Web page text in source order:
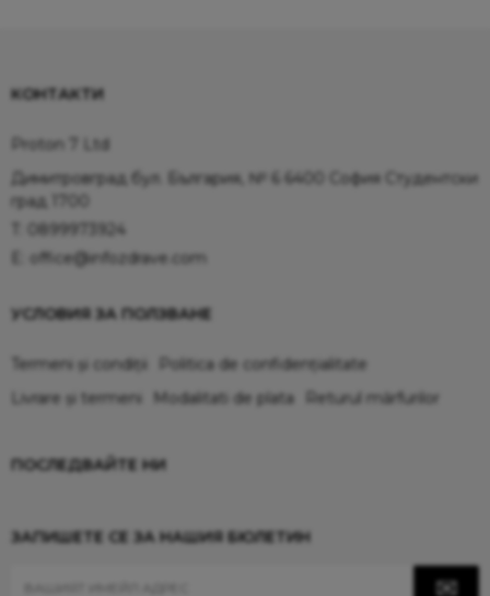
КОНТАКТИ
Proton 7 Ltd
Димитровград бул. България, № 6 6400 София Студентски
град 1700
0899973924
office@infozdrave.com
УСЛОВИЯ ЗА ПОЛЗВАНЕ
Termeni și condiții
Politica de confidențialitate
Livrare și termeni
Modalitati de plata Returul mărfurilor
ПОСЛЕДВАЙТЕ НИ
ЗАПИШЕТЕ СЕ ЗА НАШИЯ БЮЛЕТИН